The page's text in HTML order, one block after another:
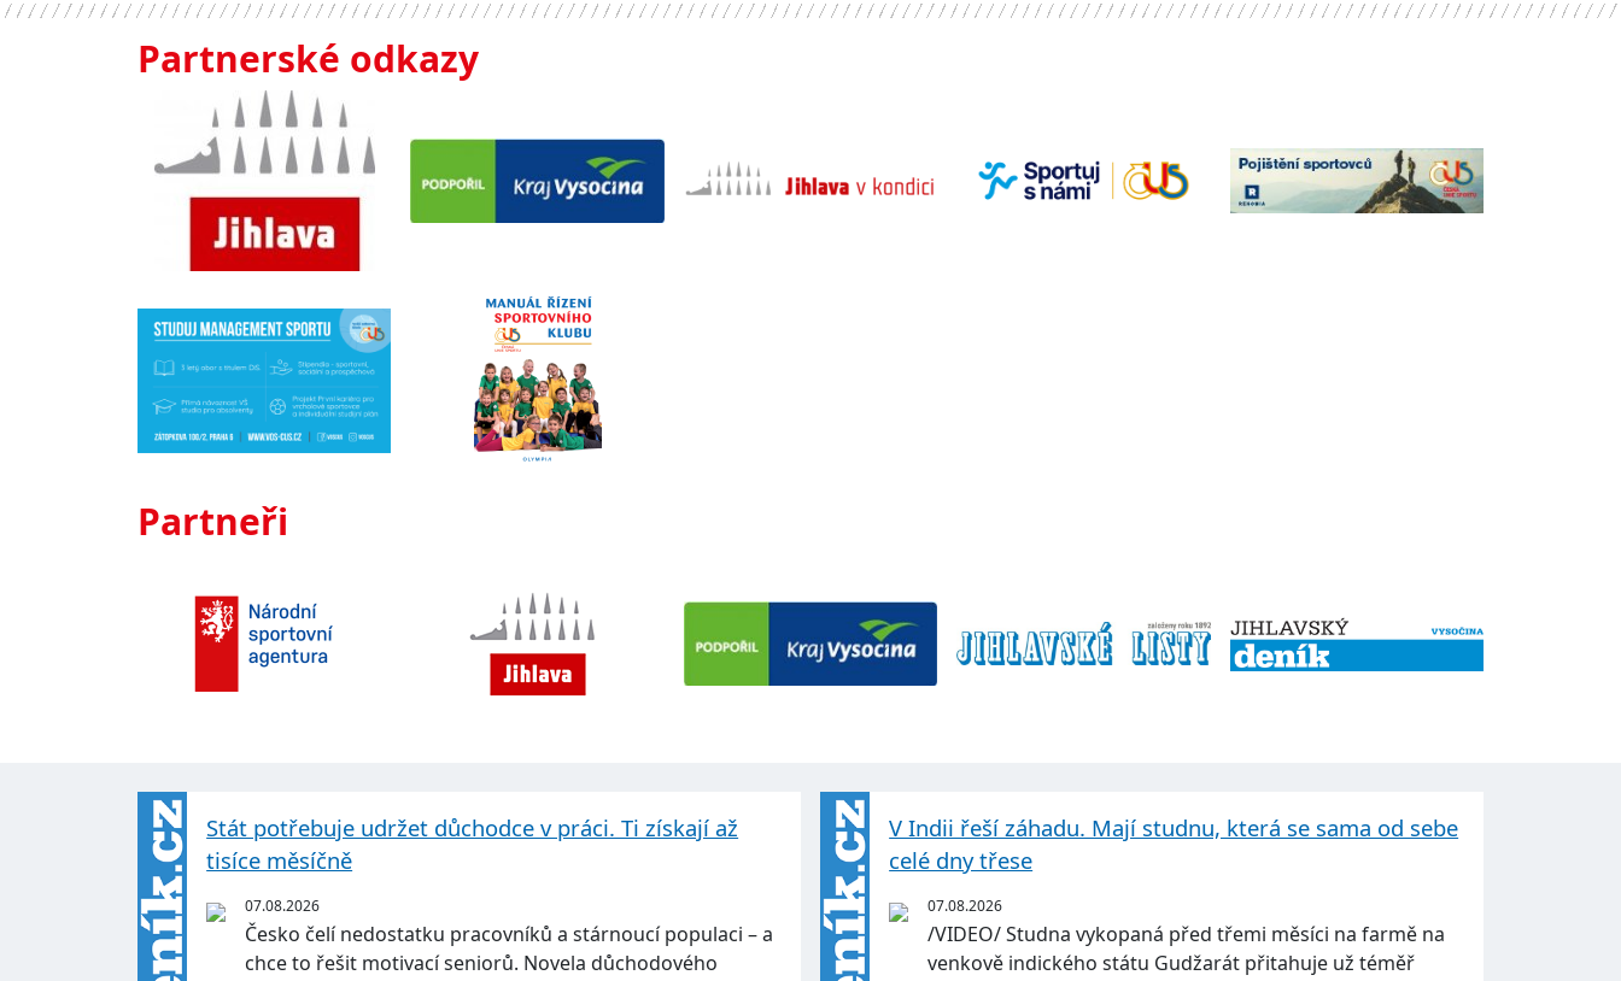
Partnerské odkazy
Partneři
Stát potřebuje udržet důchodce v práci. Ti získají až
tisíce měsíčně
07.08.2026
Česko čelí nedostatku pracovníků a stárnoucí populaci – a
chce to řešit motivací seniorů. Novela důchodového
V Indii řeší záhadu. Mají studnu, která se sama od sebe
celé dny třese
07.08.2026
/VIDEO/ Studna vykopaná před třemi měsíci na farmě na
venkově indického státu Gudžarát přitahuje už téměř